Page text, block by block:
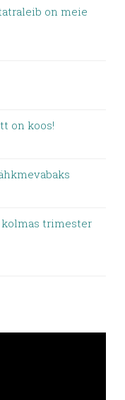
on meie
on koos!
kolmas trimester